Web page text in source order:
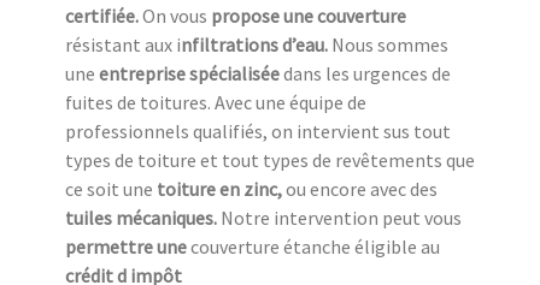
certifiée.On vous propose une couverture
résistant aux infiltrations d’eau. Nous sommes
une entreprise spécialiséedans les urgences de
fuites de toitures. Avec une équipe de
professionnels qualifiés, on intervient sus tout
types de toiture et tout types de revêtements que
ce soit une toiture en zinc,ou encore avec des
tuiles mécaniques. Notre intervention peut vous
permettre unecouverture étanche éligible au
crédit d impôt